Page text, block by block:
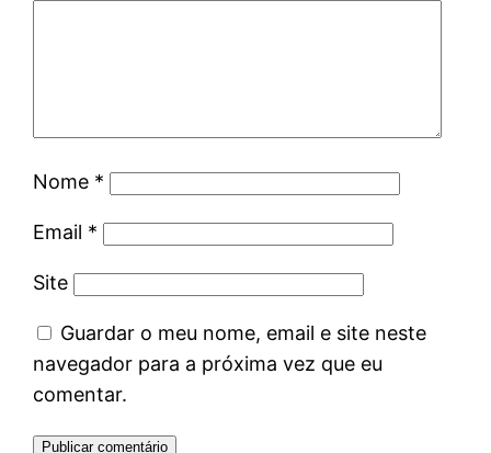
Nome *
Email *
Site
Guardar o meu nome, email e site neste
navegador para a próxima vez que eu
comentar.